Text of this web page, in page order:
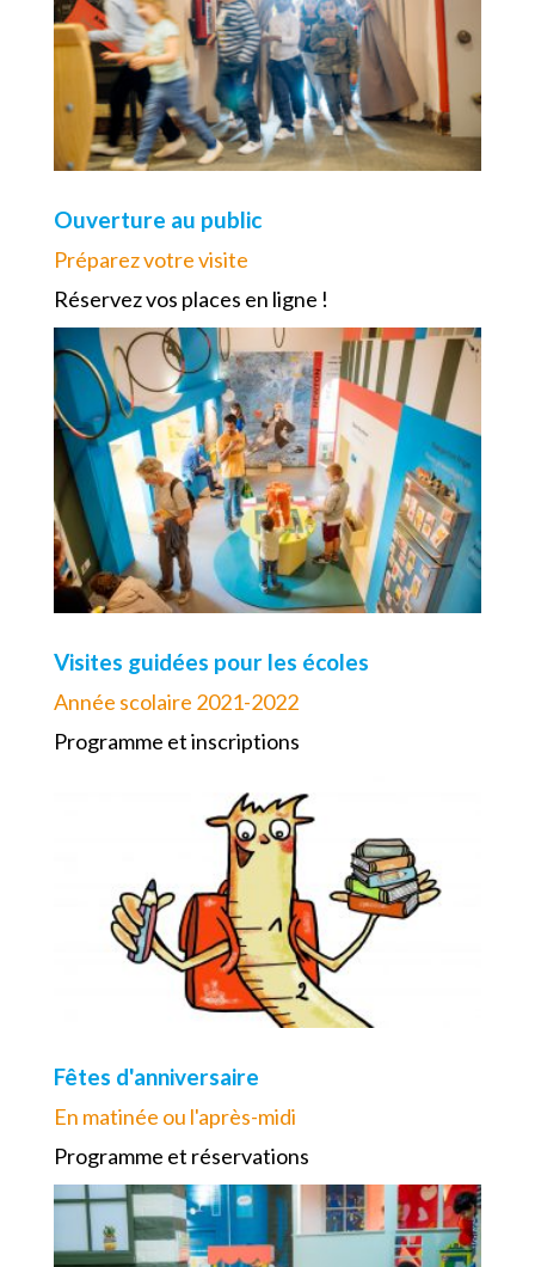
Ouverture au public
Préparez votre visite
Réservez vos places en ligne !
Visites guidées pour les écoles
Année scolaire 2021-2022
Programme et inscriptions
Fêtes d'anniversaire
En matinée ou l'après-midi
Programme et réservations